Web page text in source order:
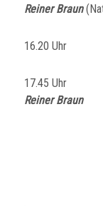
Reiner Braun
16.20 Uhr
17.45 Uhr
Reiner Braun